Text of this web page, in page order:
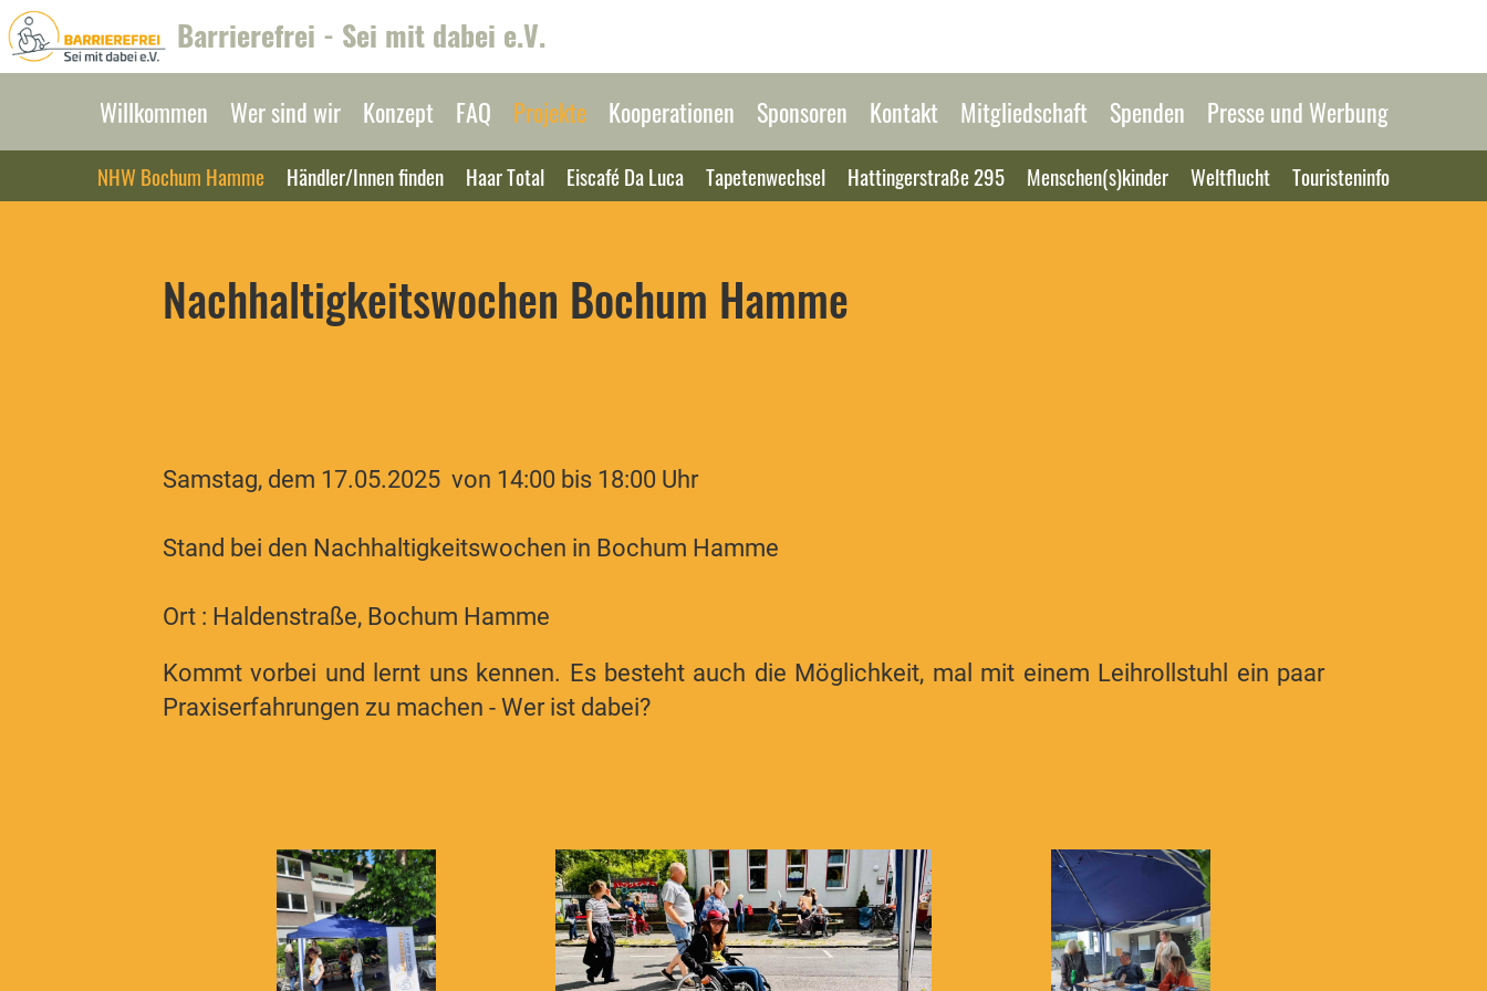
Barrierefrei - Sei mit dabei e.V.
Willkommen Wer sind wir Konzept FAQ Projekte Kooperationen Sponsoren Kontakt Mitgliedschaft Spenden Presse und Werbung
NHW Bochum Hamme Händler/Innen finden Haar Total Eiscafé Da Luca Tapetenwechsel Hattingerstraße 295 Menschen(s)kinder Weltflucht Touristeninfo
Nachhaltigkeitswochen Bochum Hamme
Samstag, dem 17.05.2025 von 14:00 bis 18:00 Uhr
Stand bei den Nachhaltigkeitswochen in Bochum Hamme
Ort : Haldenstraße, Bochum Hamme
Kommt vorbei und lernt uns kennen. Es besteht auch die Möglichkeit, mal mit einem Leihrollstuhl ein paar
Praxiserfahrungen zu machen - Wer ist dabei?